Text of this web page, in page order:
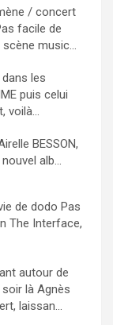
/ concert
facile de
music...
dans les
puis celui
voilà...
BESSON,
alb...
de dodo Pas
The Interface,
autour de
soir là Agnès
laissan...